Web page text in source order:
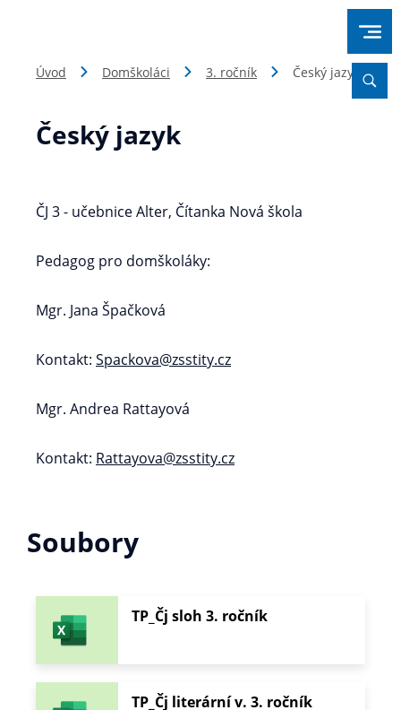
Úvod Domškoláci 3. ročník Český jazyk
Český jazyk
ČJ 3 - učebnice Alter, Čítanka Nová škola
Pedagog pro domškoláky:
Mgr. Jana Špačková
Kontakt: Spackova@zsstity.cz
Mgr. Andrea Rattayová
Kontakt: Rattayova@zsstity.cz
Soubory
TP_Čj sloh 3. ročník
TP_Čj literární v. 3. ročník